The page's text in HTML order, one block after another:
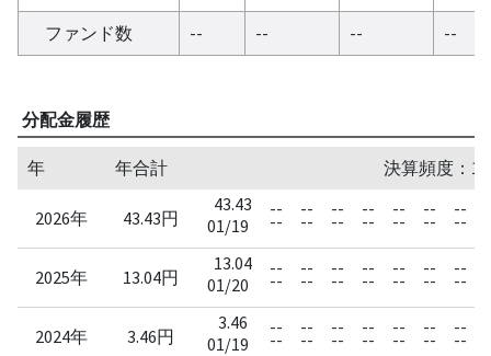
ファンド数 -- -- -- --
分配金履歴
年 年合計 決算頻度：1
2026年 43.43円
43.43
01/19
--
--
--
--
--
--
--
--
--
--
--
--
--
--
2025年 13.04円
13.04
01/20
--
--
--
--
--
--
--
--
--
--
--
--
--
--
2024年 3.46円
3.46
01/19
--
--
--
--
--
--
--
--
--
--
--
--
--
--